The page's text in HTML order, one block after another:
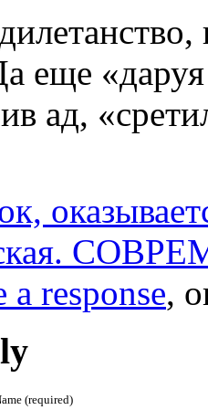
еще
ад,
a response,
(required)